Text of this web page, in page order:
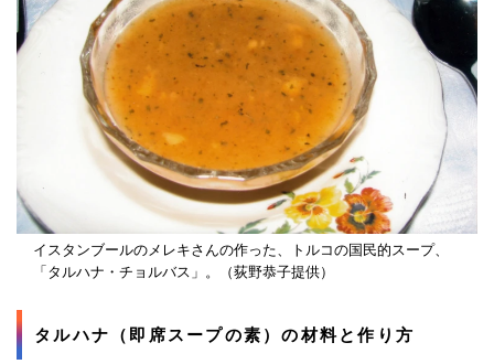
イスタンブールのメレキさんの作った、トルコの国民的スープ、
「タルハナ・チョルバス」。（荻野恭子提供）
タルハナ（即席スープの素）の材料と作り方